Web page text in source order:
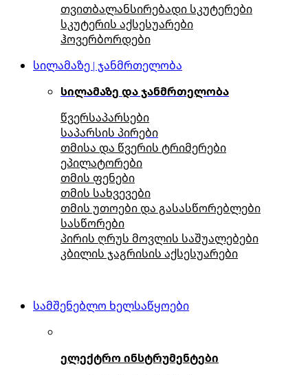
თვითბალანსირებადი სკუტერები
სკუტერის აქსესუარები
ჰოვერბორდები
სილამაზე | ჯანმრთელობა
სილამაზე და ჯანმრთელობა
წვერსაპარსები
საპარსის პირები
თმისა და წვერის ტრიმერები
ეპილატორები
თმის ფენები
თმის სახვევები
თმის უთოები და გასასწორებლები
სასწორები
პირის ღრუს მოვლის საშუალებები
კბილის ჯაგრისის აქსესუარები
სამშენებლო ხელსაწყოები
ელექტრო ინსტრუმენტები